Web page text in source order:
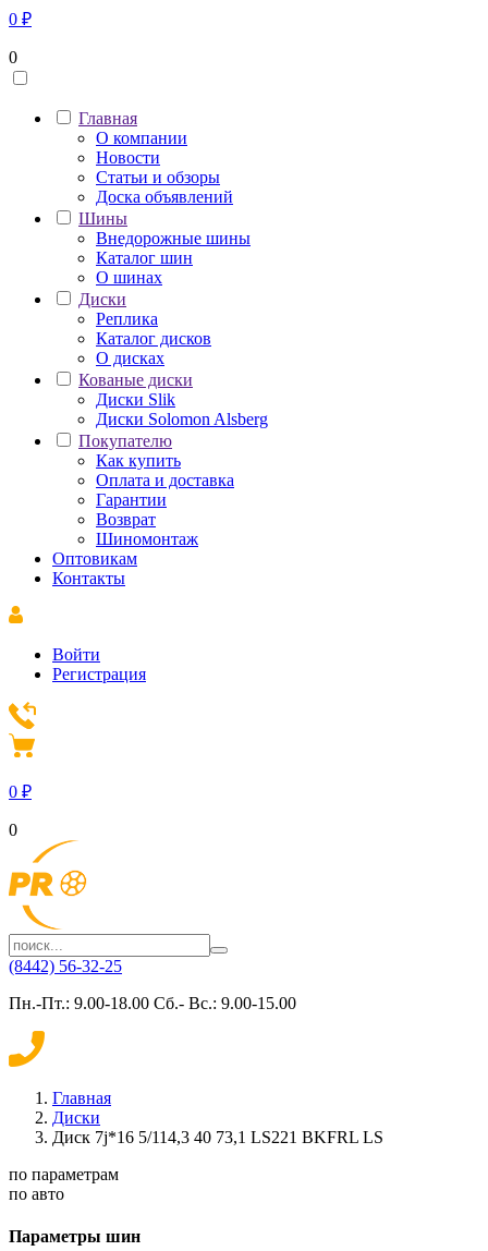
0 ₽
0
Главная
О компании
Новости
Статьи и обзоры
Доска объявлений
Шины
Внедорожные шины
Каталог шин
О шинах
Диски
Реплика
Каталог дисков
О дисках
Кованые диски
Диски Slik
Диски Solomon Alsberg
Покупателю
Как купить
Оплата и доставка
Гарантии
Возврат
Шиномонтаж
Оптовикам
Контакты
Войти
Регистрация
0 ₽
0
(8442) 56-32-25
Пн.-Пт.: 9.00-18.00 Сб.- Вс.: 9.00-15.00
Главная
Диски
Диск 7j*16 5/114,3 40 73,1 LS221 BKFRL LS
по параметрам
по авто
Параметры шин